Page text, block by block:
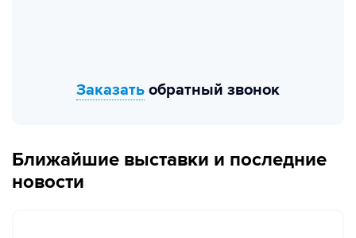
Заказать обратный звонок
Ближайшие выставки и последние
новости